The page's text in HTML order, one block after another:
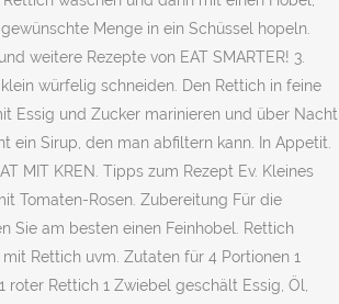
Menge in ein Schüssel hopeln.
weitere Rezepte von EAT SMARTER! 3.
würfelig schneiden. Den Rettich in feine
Essig und Zucker marinieren und über Nacht
ein Sirup, den man abfiltern kann. In Appetit.
MIT KREN. Tipps zum Rezept Ev. Kleines
Tomaten-Rosen. Zubereitung Für die
Sie am besten einen Feinhobel. Rettich
Rettich uvm. Zutaten für 4 Portionen 1
roter Rettich 1 Zwiebel geschält Essig, Öl,